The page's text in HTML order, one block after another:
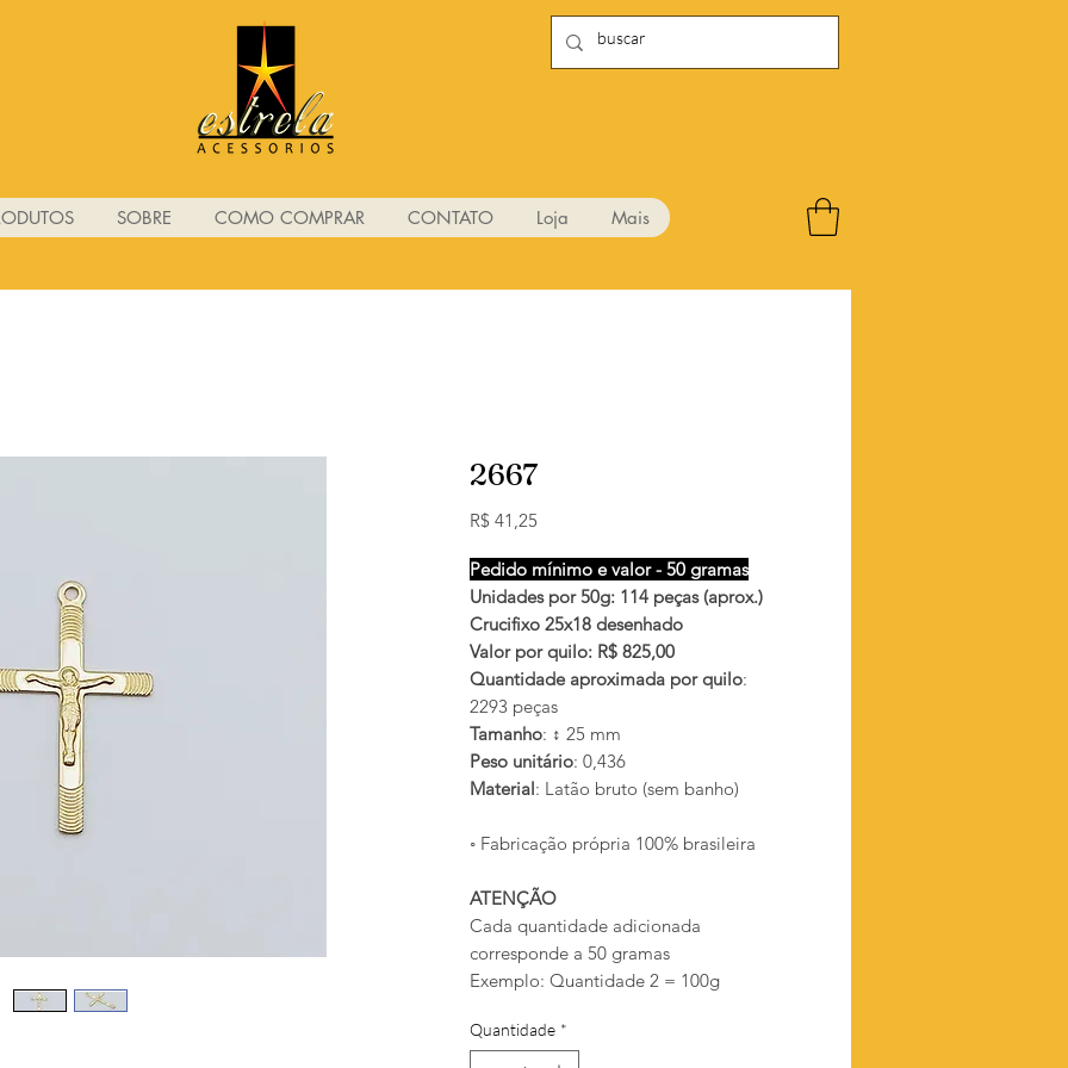
SOBRE COMO COMPRAR CONTATO Loja Mais
2667
R$ 41,25Preço
Pedido mínimo e valor - 50 gramas
Unidades por 50g: 114 peças (aprox.)
Crucifixo 25x18 desenhado
Valor por quilo: R$ 825,00
Quantidade aproximada por quilo:
2293 peças
Tamanho: ↕ 25 mm
Peso unitário: 0,436
Material: Latão bruto (sem banho)
◦ Fabricação própria 100% brasileira
ATENÇÃO
Cada quantidade adicionada
corresponde a 50 gramas
Exemplo: Quantidade 2 = 100g
Quantidade *